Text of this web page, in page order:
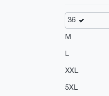
36
M
L
XXL
5XL